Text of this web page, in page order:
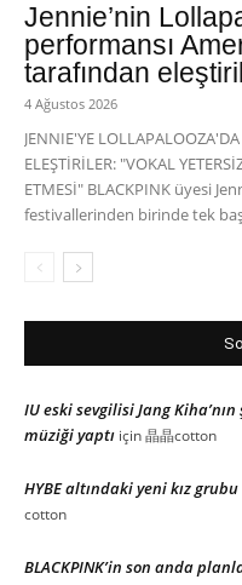
Jennie’nin
performansı
tarafından
4 Ağustos 2026
JENNIE'YE
ELEŞTİRİLER: "VOKAL
ETMESİ" BLACKPINK üyesi
festivallerinden birinde tek
IU eski sevgilisi Jang
müziği yaptı için晶晶cotton
HYBE altındaki yeni kız
cotton
BLACKPINK’in son anda